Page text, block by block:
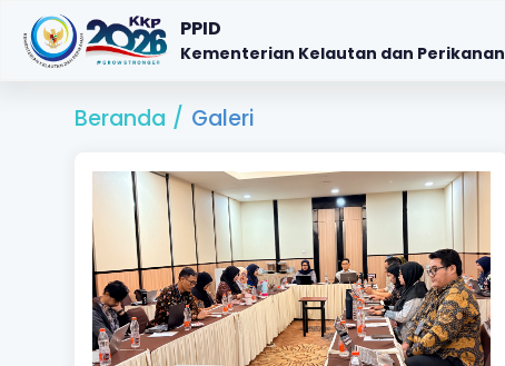
PPID
Kementerian Kelautan dan Perikanan
Beranda / Galeri